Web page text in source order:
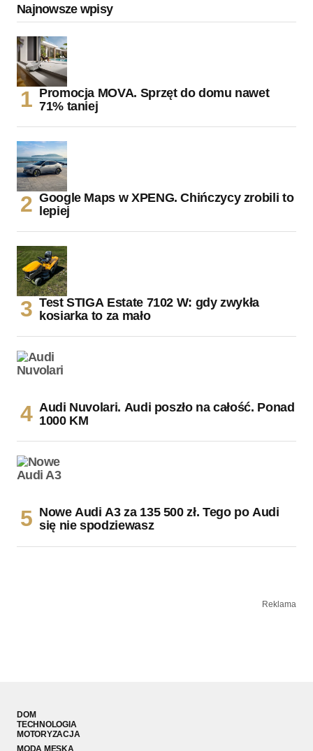
Najnowsze wpisy
Promocja MOVA. Sprzęt do domu nawet
71% taniej
Google Maps w XPENG. Chińczycy zrobili to
lepiej
Test STIGA Estate 7102 W: gdy zwykła
kosiarka to za mało
Audi Nuvolari. Audi poszło na całość. Ponad
1000 KM
Nowe Audi A3 za 135 500 zł. Tego po Audi
się nie spodziewasz
Reklama
DOM
TECHNOLOGIA
MOTORYZACJA
MODA MĘSKA